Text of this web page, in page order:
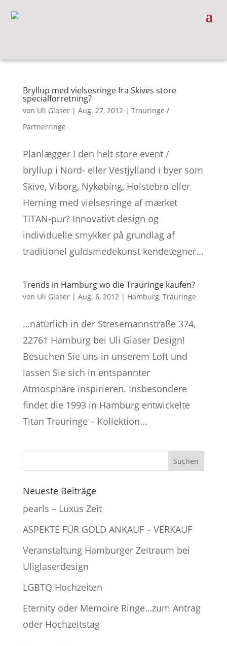
Bryllup med vielsesringe fra Skives store
specialforretning?
von Uli Glaser| Aug. 27, 2012| Trauringe /
Partnerringe
Planlægger I den helt store event /
bryllup i Nord- eller Vestjylland i byer som
Skive, Viborg, Nykøbing, Holstebro eller
Herning med vielsesringe af mærket
TITAN-pur? Innovativt design og
individuelle smykker på grundlag af
traditionel guldsmedekunst kendetegner...
Trends in Hamburg wo die Trauringe kaufen?
von Uli Glaser| Aug. 6, 2012| Hamburg, Trauringe
…natürlich in der Stresemannstraße 374,
22761 Hamburg bei Uli Glaser Design!
Besuchen Sie uns in unserem Loft und
lassen Sie sich in entspannter
Atmosphäre inspirieren. Insbesondere
findet die 1993 in Hamburg entwickelte
Titan Trauringe – Kollektion...
Neueste Beiträge
pearls – Luxus Zeit
ASPEKTE FÜR GOLD ANKAUF – VERKAUF
Veranstaltung Hamburger Zeitraum bei
Uliglaserdesign
LGBTQ Hochzeiten
Eternity oder Memoire Ringe…zum Antrag
oder Hochzeitstag